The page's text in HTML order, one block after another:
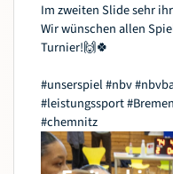
Im zweiten Slide sehr
Wir wünschen allen
Turnier!🙌🍀
#unserspiel#nbv
#leistungssport#Bremen
#chemnitz